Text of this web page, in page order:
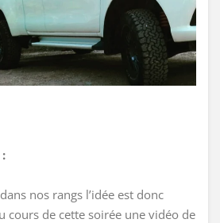
nos rangs l’idée est donc
cours de cette soirée une vidéo de